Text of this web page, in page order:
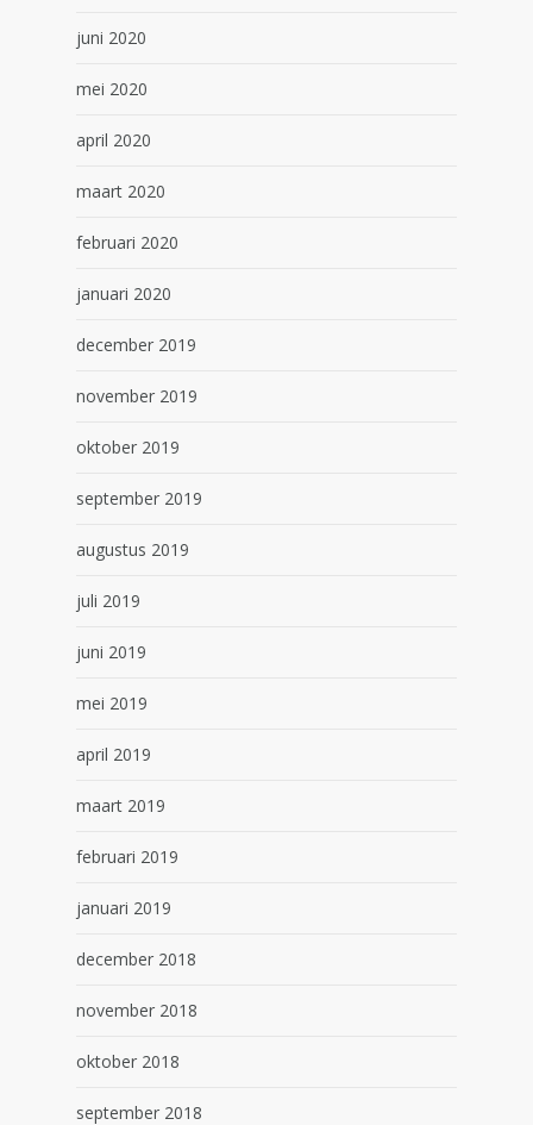
juni 2020
mei 2020
april 2020
maart 2020
februari 2020
januari 2020
december 2019
november 2019
oktober 2019
september 2019
augustus 2019
juli 2019
juni 2019
mei 2019
april 2019
maart 2019
februari 2019
januari 2019
december 2018
november 2018
oktober 2018
september 2018